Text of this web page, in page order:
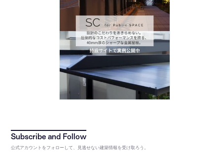
公式アカウントをフォローして、見逃せない建築情報を受け取ろう。